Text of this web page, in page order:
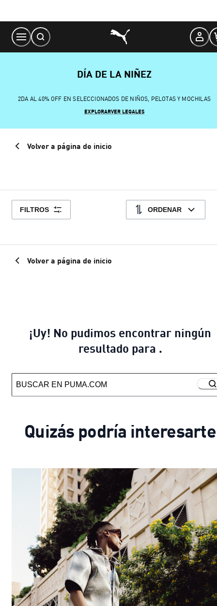
Content
DÍA DE LA NIÑEZ
2DA AL 40% OFF EN SELECCIONADOS DE NIÑOS, PELOTAS Y MOCHILAS
EXPLORARVER LEGALES
Volver a página de inicio
FILTROS ORDENAR
Volver a página de inicio
¡Uy! No pudimos encontrar ningún
resultado para .
Quizás podría interesarte